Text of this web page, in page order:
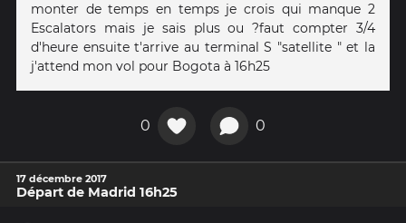
monter de temps en temps je crois qui manque 2
Escalators mais je sais plus ou ?faut compter 3/4
d'heure ensuite t'arrive au terminal S "satellite " et la
j'attend mon vol pour Bogota à 16h25
0 0
17 décembre 2017
Départ de Madrid 16h25